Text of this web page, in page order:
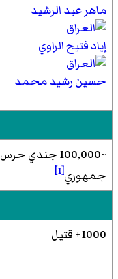
ماهر عبد الرشيد
إياد فتيح الراوي
حسين رشيد محمد
~100,000 جندي حرس
جمهوري[1]
1000+ قتيل